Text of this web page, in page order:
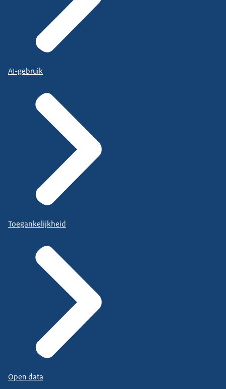
AI-gebruik
Toegankelijkheid
Open data